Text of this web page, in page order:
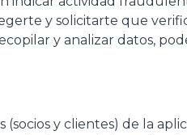
y solicitarte que
y analizar datos,
y clientes) de la